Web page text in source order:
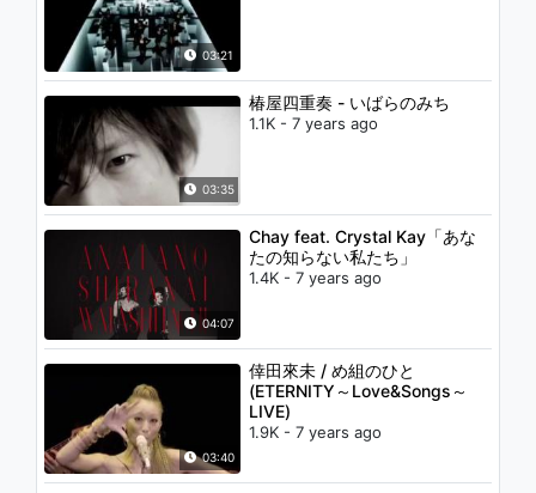
03:21
03:35
椿屋四重奏 - いばらのみち
1.1K - 7 years ago
04:07
Chay feat. Crystal Kay「あな
たの知らない私たち」
1.4K - 7 years ago
03:40
倖田來未 / め組のひと
(ETERNITY～Love&Songs～
LIVE)
1.9K - 7 years ago